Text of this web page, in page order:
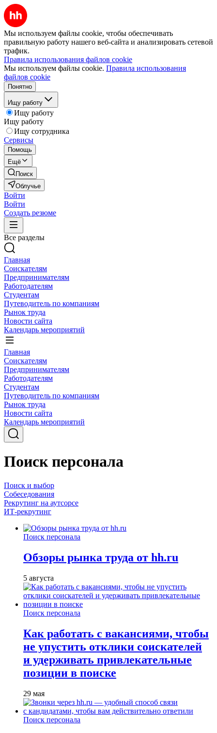
Мы используем файлы cookie, чтобы обеспечивать
правильную работу нашего веб-сайта и анализировать сетевой
трафик.
Правила использования файлов cookie
Мы используем файлы cookie. Правила использования
файлов cookie
Понятно
Ищу работу
Ищу работу
Ищу работу
Ищу сотрудника
Сервисы
Помощь
Ещё
Поиск
Облучье
Войти
Войти
Создать резюме
Все разделы
Главная
Соискателям
Предпринимателям
Работодателям
Студентам
Путеводитель по компаниям
Рынок труда
Новости сайта
Календарь мероприятий
Главная
Соискателям
Предпринимателям
Работодателям
Студентам
Путеводитель по компаниям
Рынок труда
Новости сайта
Календарь мероприятий
Поиск персонала
Поиск и выбор
Собеседования
Рекрутинг на аутсорсе
ИТ-рекрутинг
Поиск персонала
Обзоры рынка труда от hh.ru
5 августа
Поиск персонала
Как работать с вакансиями, чтобы
не упустить отклики соискателей
и удерживать привлекательные
позиции в поиске
29 мая
Поиск персонала